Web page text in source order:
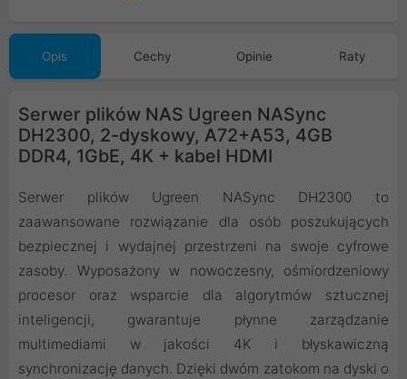
Opis Cechy Opinie Raty
Serwer plików NAS Ugreen NASync
DH2300, 2-dyskowy, A72+A53, 4GB
DDR4, 1GbE, 4K + kabel HDMI
Serwer plików Ugreen NASync DH2300 to
zaawansowane rozwiązanie dla osób poszukujących
bezpiecznej i wydajnej przestrzeni na swoje cyfrowe
zasoby. Wyposażony w nowoczesny, ośmiordzeniowy
procesor oraz wsparcie dla algorytmów sztucznej
inteligencji, gwarantuje płynne zarządzanie
multimediami w jakości 4K i błyskawiczną
synchronizację danych. Dzięki dwóm zatokom na dyski o